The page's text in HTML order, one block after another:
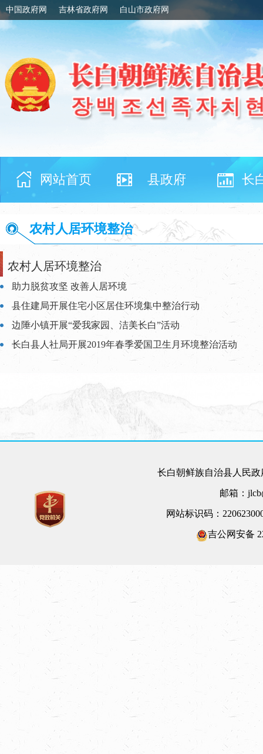
中国政府网 吉林省政府网 白山市政府网
网站首页 县政府 长
农村人居环境整治
农村人居环境整治
助力脱贫攻坚 改善人居环境
县住建局开展住宅小区居住环境集中整治行动
边陲小镇开展“爱我家园、洁美长白”活动
长白县人社局开展2019年春季爱国卫生月环境整治活动
长白朝鲜族自治县人民
邮箱：
网站标识码：
吉公网安备